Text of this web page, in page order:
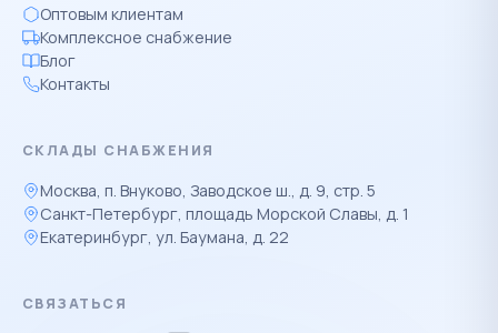
Оптовым клиентам
Комплексное снабжение
Блог
Контакты
СКЛАДЫ СНАБЖЕНИЯ
Москва, п. Внуково, Заводское ш., д. 9, стр. 5
Санкт-Петербург, площадь Морской Славы, д. 1
Екатеринбург, ул. Баумана, д. 22
СВЯЗАТЬСЯ